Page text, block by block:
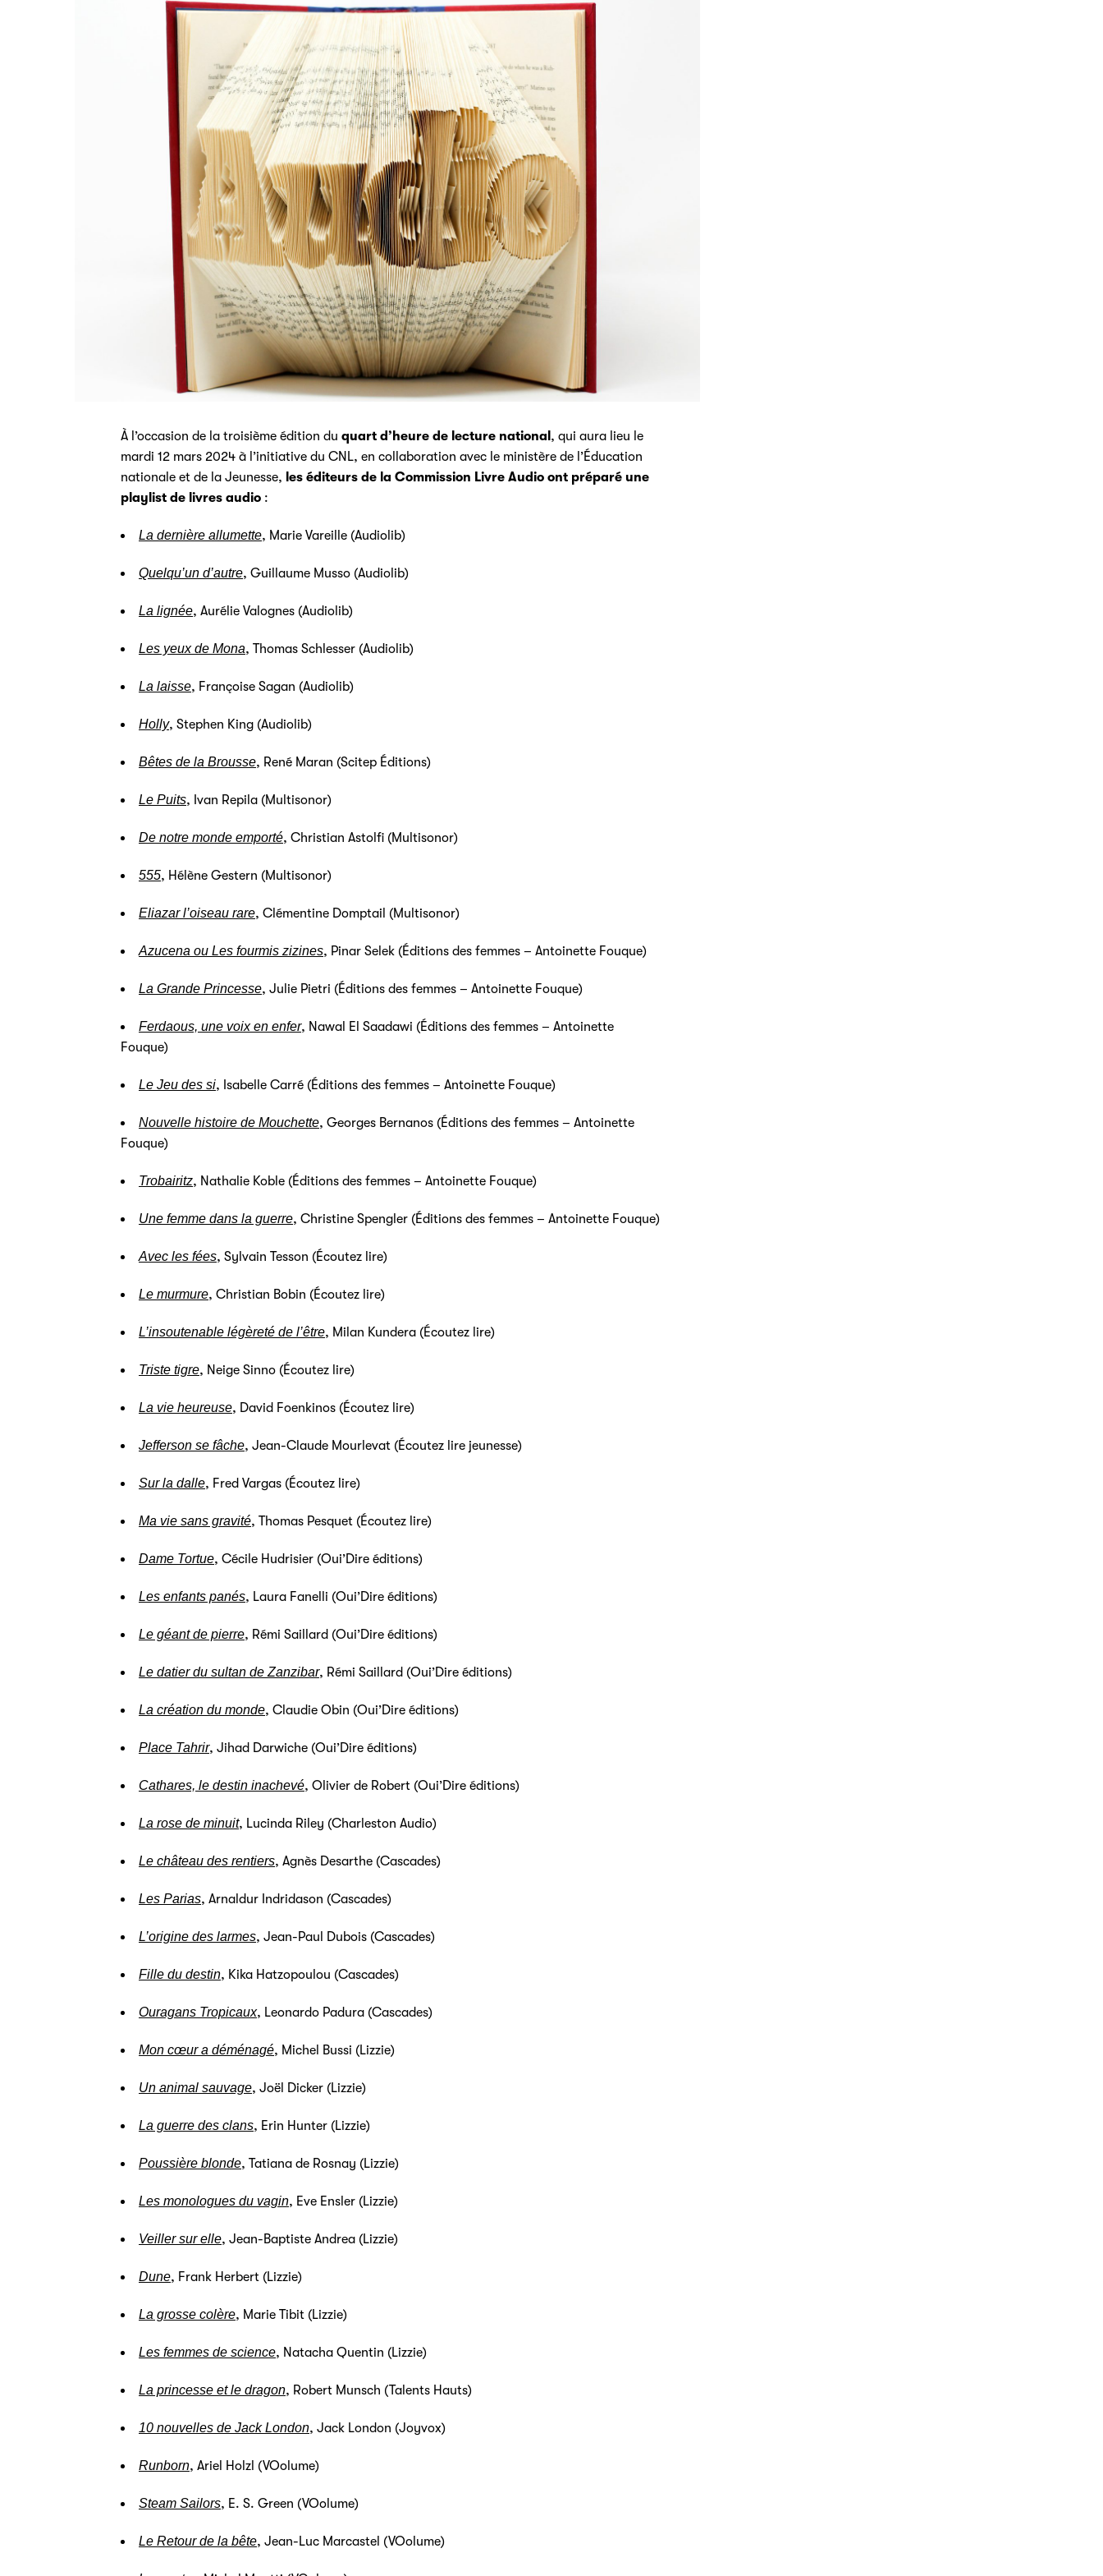
À l’occasion de la troisième édition du quart d’heure de lecture national , qui aura lieu le
mardi 12 mars 2024 à l’initiative du CNL, en collaboration avec le ministère de l’Éducation
nationale et de la Jeunesse, les éditeurs de la Commission Livre Audio ont préparé une
playlist de livres audio :
La dernière allumette, Marie Vareille (Audiolib)
Quelqu’un d’autre, Guillaume Musso (Audiolib)
La lignée, Aurélie Valognes (Audiolib)
Les yeux de Mona, Thomas Schlesser (Audiolib)
La laisse, Françoise Sagan (Audiolib)
Holly, Stephen King (Audiolib)
Bêtes de la Brousse, René Maran (Scitep Éditions)
Le Puits, Ivan Repila (Multisonor)
De notre monde emporté, Christian Astolfi (Multisonor)
555, Hélène Gestern (Multisonor)
Eliazar l’oiseau rare, Clémentine Domptail (Multisonor)
Azucena ou Les fourmis zizines, Pinar Selek (Éditions des femmes – Antoinette Fouque)
La Grande Princesse, Julie Pietri (Éditions des femmes – Antoinette Fouque)
Ferdaous, une voix en enfer, Nawal El Saadawi (Éditions des femmes – Antoinette
Fouque)
Le Jeu des si, Isabelle Carré (Éditions des femmes – Antoinette Fouque)
Nouvelle histoire de Mouchette, Georges Bernanos (Éditions des femmes – Antoinette
Fouque)
Trobairitz, Nathalie Koble (Éditions des femmes – Antoinette Fouque)
Une femme dans la guerre, Christine Spengler (Éditions des femmes – Antoinette Fouque)
Avec les fées, Sylvain Tesson (Écoutez lire)
Le murmure, Christian Bobin (Écoutez lire)
L’insoutenable légèreté de l’être, Milan Kundera (Écoutez lire)
Triste tigre, Neige Sinno (Écoutez lire)
La vie heureuse, David Foenkinos (Écoutez lire)
Jefferson se fâche, Jean-Claude Mourlevat (Écoutez lire jeunesse)
Sur la dalle, Fred Vargas (Écoutez lire)
Ma vie sans gravité, Thomas Pesquet (Écoutez lire)
Dame Tortue, Cécile Hudrisier (Oui’Dire éditions)
Les enfants panés, Laura Fanelli (Oui’Dire éditions)
Le géant de pierre, Rémi Saillard (Oui’Dire éditions)
Le datier du sultan de Zanzibar, Rémi Saillard (Oui’Dire éditions)
La création du monde, Claudie Obin (Oui’Dire éditions)
Place Tahrir, Jihad Darwiche (Oui’Dire éditions)
Cathares, le destin inachevé, Olivier de Robert (Oui’Dire éditions)
La rose de minuit, Lucinda Riley (Charleston Audio)
Le château des rentiers, Agnès Desarthe (Cascades)
Les Parias, Arnaldur Indridason (Cascades)
L’origine des larmes, Jean-Paul Dubois (Cascades)
Fille du destin, Kika Hatzopoulou (Cascades)
Ouragans Tropicaux, Leonardo Padura (Cascades)
Mon cœur a déménagé, Michel Bussi (Lizzie)
Un animal sauvage, Joël Dicker (Lizzie)
La guerre des clans, Erin Hunter (Lizzie)
Poussière blonde, Tatiana de Rosnay (Lizzie)
Les monologues du vagin, Eve Ensler (Lizzie)
Veiller sur elle, Jean-Baptiste Andrea (Lizzie)
Dune, Frank Herbert (Lizzie)
La grosse colère, Marie Tibit (Lizzie)
Les femmes de science, Natacha Quentin (Lizzie)
La princesse et le dragon, Robert Munsch (Talents Hauts)
10 nouvelles de Jack London, Jack London (Joyvox)
Runborn, Ariel Holzl (VOolume)
Steam Sailors, E. S. Green (VOolume)
Le Retour de la bête, Jean-Luc Marcastel (VOolume)